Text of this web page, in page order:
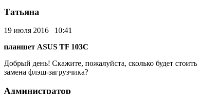
Татьяна
19 июля 2016 10:41
планшет ASUS TF 103C
Добрый день! Скажите, пожалуйста, сколько будет стоить
замена флэш-загрузчика?
Администратор